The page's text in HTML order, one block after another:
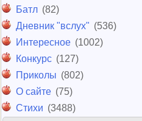
Батл (82)
Дневник "вслух" (536)
Интересное (1002)
Конкурс (127)
Приколы (802)
О сайте (75)
Стихи (3488)